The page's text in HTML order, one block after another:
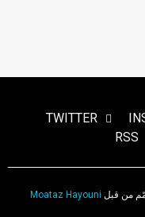
TWITTER
RSS
من قبل Moataz Hayouni